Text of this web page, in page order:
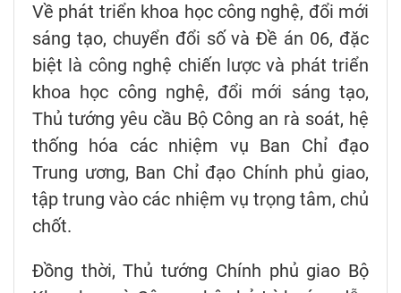
Về phát triển khoa học công nghệ, đổi mới
sáng tạo, chuyển đổi số và Đề án 06, đặc
biệt là công nghệ chiến lược và phát triển
khoa học công nghệ, đổi mới sáng tạo,
Thủ tướng yêu cầu Bộ Công an rà soát, hệ
thống hóa các nhiệm vụ Ban Chỉ đạo
Trung ương, Ban Chỉ đạo Chính phủ giao,
tập trung vào các nhiệm vụ trọng tâm, chủ
chốt.
Đồng thời, Thủ tướng Chính phủ giao Bộ